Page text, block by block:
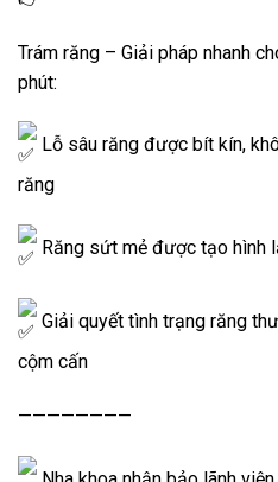
Trám răng – Giải pháp nhanh
phút:
Lỗ sâu răng được bít kín,
răng
Răng sứt mẻ được tạo hình
Giải quyết tình trạng răng
cộm cấn
————————